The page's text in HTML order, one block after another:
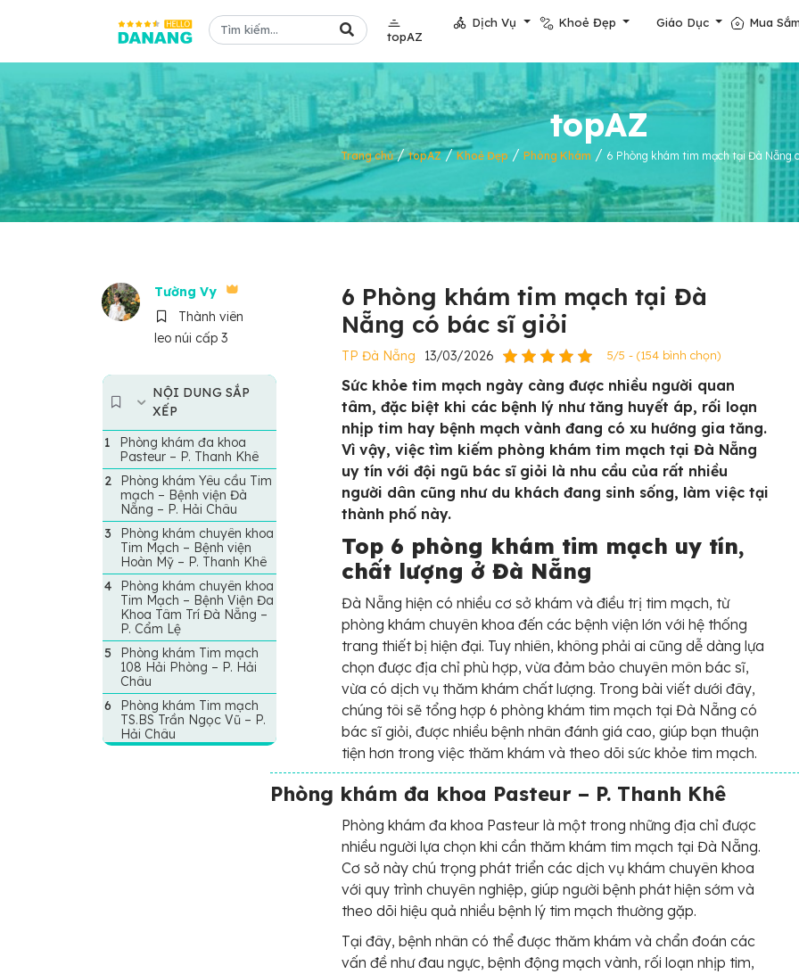
topAZ
Dịch Vụ Khoẻ Đẹp Giáo Dục Mua
topAZ
Trang chủ/topAZ/Khoẻ Đẹp / Phòng Khám / 6 Phòng khám tim mạch tại Đà Nẵng
Tường Vy
Thành viên
leo núi cấp 3
6 Phòng khám tim mạch tại Đà
Nẵng có bác sĩ giỏi
TP Đà Nẵng 13/03/2026 5/5 - (154 bình chọn)
NỘI DUNG SẮP
XẾP
Phòng khám đa khoa
Pasteur – P. Thanh Khê
Phòng khám Yêu cầu Tim
mạch – Bệnh viện Đà
Nẵng – P. Hải Châu
Phòng khám chuyên khoa
Tim Mạch – Bệnh viện
Hoàn Mỹ – P. Thanh Khê
Phòng khám chuyên khoa
Tim Mạch – Bệnh Viện Đa
Khoa Tâm Trí Đà Nẵng –
P. Cẩm Lệ
Phòng khám Tim mạch
108 Hải Phòng – P. Hải
Châu
Phòng khám Tim mạch
TS.BS Trần Ngọc Vũ – P.
Hải Châu
Sức khỏe tim mạch ngày càng được nhiều người quan
tâm, đặc biệt khi các bệnh lý như tăng huyết áp, rối loạn
nhịp tim hay bệnh mạch vành đang có xu hướng gia tăng.
Vì vậy, việc tìm kiếm phòng khám tim mạch tại Đà Nẵng
uy tín với đội ngũ bác sĩ giỏi là nhu cầu của rất nhiều
người dân cũng như du khách đang sinh sống, làm việc tại
thành phố này.
Top 6 phòng khám tim mạch uy tín,
chất lượng ở Đà Nẵng
Đà Nẵng hiện có nhiều cơ sở khám và điều trị tim mạch, từ
phòng khám chuyên khoa đến các bệnh viện lớn với hệ thống
trang thiết bị hiện đại. Tuy nhiên, không phải ai cũng dễ dàng lựa
chọn được địa chỉ phù hợp, vừa đảm bảo chuyên môn bác sĩ,
vừa có dịch vụ thăm khám chất lượng. Trong bài viết dưới đây,
chúng tôi sẽ tổng hợp 6 phòng khám tim mạch tại Đà Nẵng có
bác sĩ giỏi, được nhiều bệnh nhân đánh giá cao, giúp bạn thuận
tiện hơn trong việc thăm khám và theo dõi sức khỏe tim mạch.
Phòng khám đa khoa Pasteur – P. Thanh Khê
Phòng khám đa khoa Pasteur là một trong những địa chỉ được
nhiều người lựa chọn khi cần thăm khám tim mạch tại Đà Nẵng.
Cơ sở này chú trọng phát triển các dịch vụ khám chuyên khoa
với quy trình chuyên nghiệp, giúp người bệnh phát hiện sớm và
theo dõi hiệu quả nhiều bệnh lý tim mạch thường gặp.
Tại đây, bệnh nhân có thể được thăm khám và chẩn đoán các
vấn đề như đau ngực, bệnh động mạch vành, rối loạn nhịp tim,